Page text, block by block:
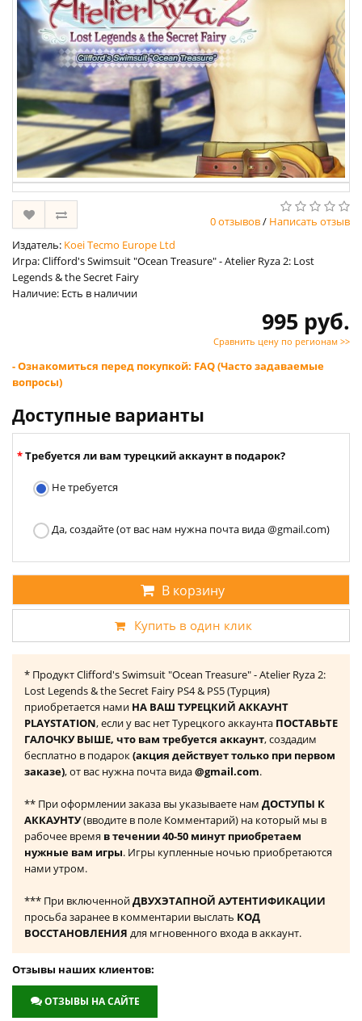
0 отзывов/ Написать отзыв
Издатель: Koei Tecmo Europe Ltd
Игра: Clifford's Swimsuit "Ocean Treasure" - Atelier Ryza 2: Lost
Legends & the Secret Fairy
Наличие: Есть в наличии
995 руб.
Сравнить цену по регионам >>
- Ознакомиться перед покупкой: FAQ (Часто задаваемые
вопросы)
Доступные варианты
Требуется ли вам турецкий аккаунт в подарок?
Не требуется
Да, создайте (от вас нам нужна почта вида @gmail.com)
В корзину
Купить в один клик
* Продукт Clifford's Swimsuit "Ocean Treasure" - Atelier Ryza 2:
Lost Legends & the Secret Fairy PS4 & PS5 (Турция)
приобретается нами НА ВАШ ТУРЕЦКИЙ АККАУНТ
PLAYSTATION, если у вас нет Турецкого аккаунта ПОСТАВЬТЕ
ГАЛОЧКУ ВЫШЕ, что вам требуется аккаунт, создадим
бесплатно в подарок(акция действует только при первом
заказе), от вас нужна почта вида@gmail.com.
** При оформлении заказа вы указываете нам ДОСТУПЫ К
АККАУНТУ(вводите в поле Комментарий) на который мы в
рабочее время в течении 40-50 минут приобретаем
нужные вам игры. Игры купленные ночью приобретаются
нами утром.
*** При включеннойДВУХЭТАПНОЙ АУТЕНТИФИКАЦИИ
просьба заранее в комментарии выслать КОД
ВОССТАНОВЛЕНИЯ для мгновенного входа в аккаунт.
Отзывы наших клиентов:
ОТЗЫВЫ НА САЙТЕ